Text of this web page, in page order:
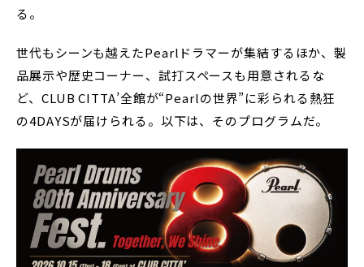
る。
世代もシーンも越えたPearlドラマーが集結するほか、製
品展示や歴史コーナー、試打スペースも用意されるな
ど、CLUB CITTA’全館が“Pearlの世界”に彩られる熱狂
の4DAYSが届けられる。以下は、そのプログラムだ。